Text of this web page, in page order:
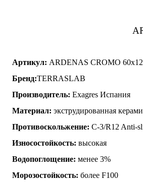
Артикул: ARDENAS CROMO
Бренд:TERRASLAB
Производитель: Exagres Испания
Материал: экструдированная
Противоскольжение: C-3/R12 Anti-
Износостойкость: высокая
Водопоглощение: менее 3%
Морозостойкость: более F100